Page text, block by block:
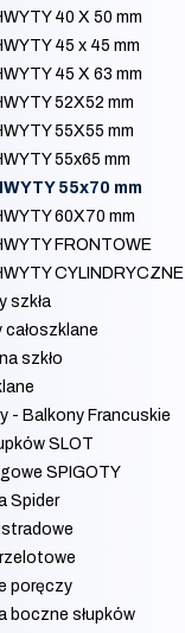
40 X 50 mm
45 x 45 mm
45 X 63 mm
52X52 mm
55X55 mm
55x65 mm
55x70 mm
60X70 mm
FRONTOWE
CYLINDRYCZNE
szkła
całoszklane
szkło
- Balkony Francuskie
SLOT
SPIGOTY
Spider
poręczy
boczne słupków